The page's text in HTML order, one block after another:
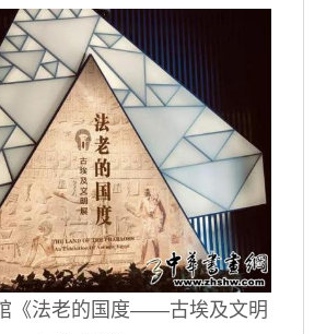
《法老的国度——古埃及文明